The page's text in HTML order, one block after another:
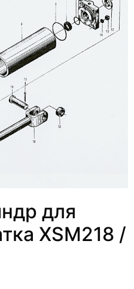
для
XSM218 /